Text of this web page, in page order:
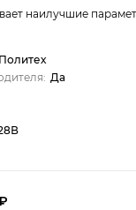
наилучшие
Политех
Да